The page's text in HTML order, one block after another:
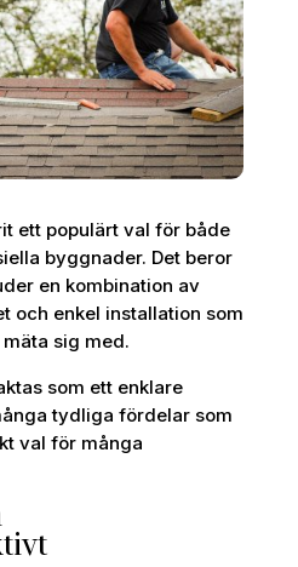
ett populärt val för både
byggnader. Det beror
en kombination av
och enkel installation som
sig med.
som ett enklare
tydliga fördelar som
val för många